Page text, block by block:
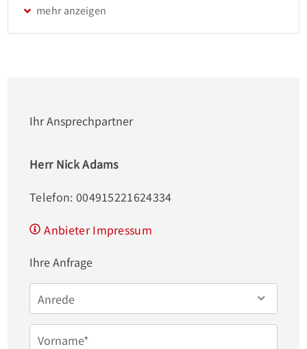
hervorragende Ausstattung. Die großzügige
Wohnfläche von 83 m² verteilt sich auf drei
modernen Siemens Elektrogeräten ausgestattet ist.
maßgefertigte Einbauschränke, während das
oder Büro eignet.
wunderschönen Wohnung. Es bietet eine
ebenerdige Dusche und eine hochwertige
Ausstattung, die Ihnen einen täglichen
Wellnessmoment verspricht. Der edle
Ihr Ansprechpartner
Herr Nick Adams
Telefon: 004915221624334
Anbieter Impressum
Ihre Anfrage
Anrede
Vorname*